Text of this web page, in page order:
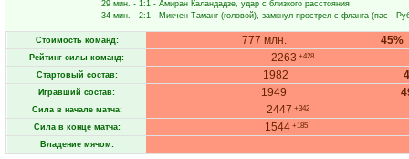
29 мин. - 1:1 - Амиран Каландадзе, удар с близкого расстояния
34 мин. - 2:1 - Микчен Таманг (головой), замкнул прострел с фланга (пас -
Стоимость команд: 45%
777 млн.
Рейтинг силы команд: 2263 +428
Стартовый состав: 1982
Игравший состав: 1949
Сила в начале матча: 2447 +342
Сила в конце матча: 1544 +185
Владение мячом: